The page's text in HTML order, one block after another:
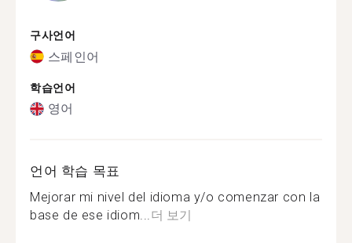
구사언어
스페인어
학습언어
영어
언어 학습 목표
Mejorar mi nivel del idioma y/o comenzar con la
base de ese idiom...더 보기